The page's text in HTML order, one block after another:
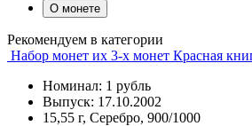
О монете
Рекомендуем в категории
Набор монет их 3-х монет Красная
Номинал: 1 рубль
Выпуск: 17.10.2002
15,55 г, Серебро, 900/1000